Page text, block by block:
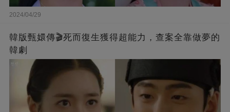
2024/04/29
韓版甄嬛傳🎬死而復生獲得超能力，查案全靠做夢的
韓劇